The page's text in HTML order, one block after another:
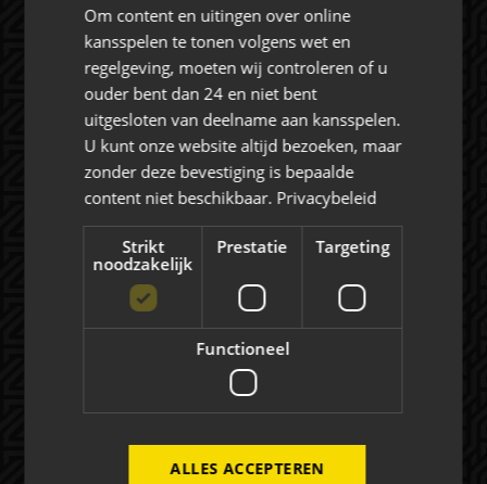
Rat Verlegh Stadion
4815 NC Breda
commercie@nac.nl
+31 (0) 76 521 4500
Over NAC Zakelijk
NAC ZAKELIJK
NIEUWS
Om content en uitingen over online
kansspelen te tonen volgens wet en
regelgeving, moeten wij controleren of u
ouder bent dan 24 en niet bent
uitgesloten van deelname aan kansspelen.
U kunt onze website altijd bezoeken, maar
zonder deze bevestiging is bepaalde
content niet beschikbaar. Privacybeleid
Strikt
noodzakelijk
Prestatie Targeting
Functioneel
ALLES ACCEPTEREN